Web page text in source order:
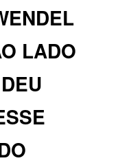
LADO